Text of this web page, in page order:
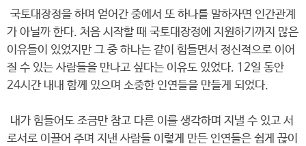
국토대장정을 하며 얻어간 중에서 또 하나를 말하자면 인간관계
가 아닐까 한다. 처음 시작할 때 국토대장정에 지원하기까지 많은
이유들이 있었지만 그 중 하나는 같이 힘들면서 정신적으로 이어
질 수 있는 사람들을 만나고 싶다는 이유도 있었다. 12일 동안
24시간 내내 함께 있으며 소중한 인연들을 만들게 되었다.
내가 힘들어도 조금만 참고 다른 이를 생각하며 지낼 수 있고 서
로서로 이끌어 주며 지낸 사람들 이렇게 만든 인연들은 쉽게 끊이